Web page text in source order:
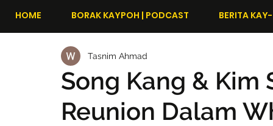
HOME BORAK KAYPOH | PODCAST BERITA
Song Kang & Kim
Reunion Dalam
Tasnim Ahmad